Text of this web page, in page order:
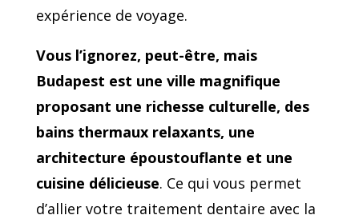
expérience de voyage.
Vous l’ignorez, peut-être, mais
Budapest est une ville magnifique
proposant une richesse culturelle, des
bains thermaux relaxants, une
architecture époustouflante et une
cuisine délicieuse. Ce qui vous permet
d’allier votre traitement dentaire avec la